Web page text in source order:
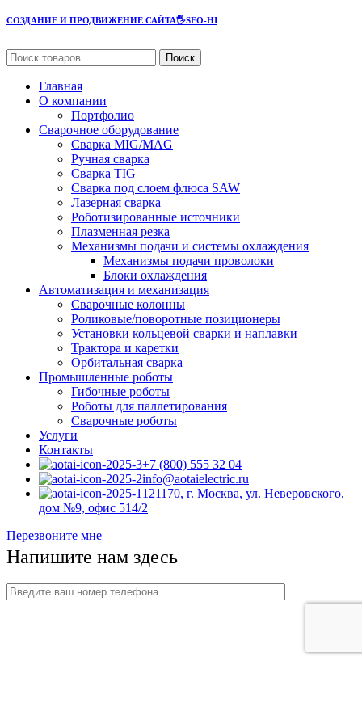
СОЗДАНИЕ И ПРОДВИЖЕНИЕ САЙТА🖐SEO-HI
Поиск
Главная
О компании
Портфолио
Сварочное оборудование
Сварка MIG/MAG
Ручная сварка
Сварка TIG
Сварка под слоем флюса SAW
Лазерная сварка
Роботизированные источники
Плазменная резка
Механизмы подачи и системы охлаждения
Механизмы подачи проволоки
Блоки охлаждения
Автоматизация и механизация
Сварочные колонны
Роликовые/поворотные позиционеры
Установки кольцевой сварки и наплавки
Трактора и каретки
Орбитальная сварка
Промышленные роботы
Гибочные роботы
Роботы для паллетирования
Сварочные роботы
Услуги
Контакты
+7 (800) 555 32 04
info@aotaielectric.ru
121170, г. Москва, ул. Неверовского,
дом №9, офис 514/2
Перезвоните мне
Напишите нам здесь